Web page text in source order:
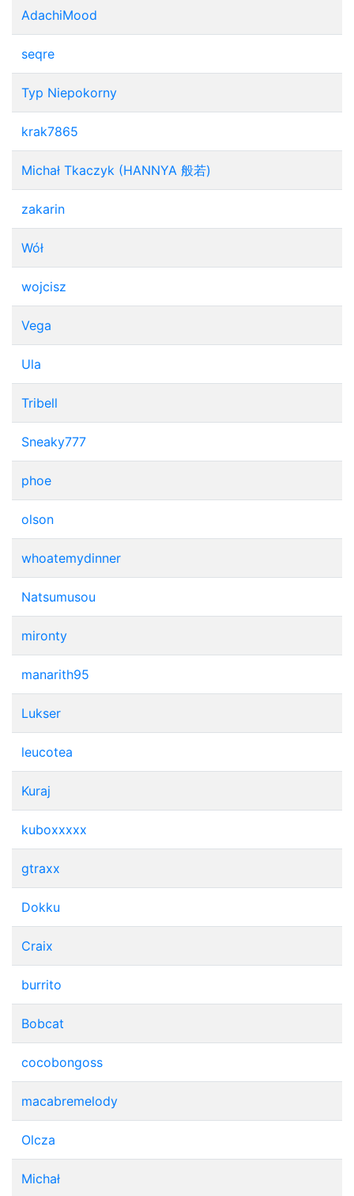
AdachiMood
seqre
Typ Niepokorny
krak7865
Michał Tkaczyk (HANNYA 般若)
zakarin
Wół
wojcisz
Vega
Ula
Tribell
Sneaky777
phoe
olson
whoatemydinner
Natsumusou
mironty
manarith95
Lukser
leucotea
Kuraj
kuboxxxxx
gtraxx
Dokku
Craix
burrito
Bobcat
cocobongoss
macabremelody
Olcza
Michał